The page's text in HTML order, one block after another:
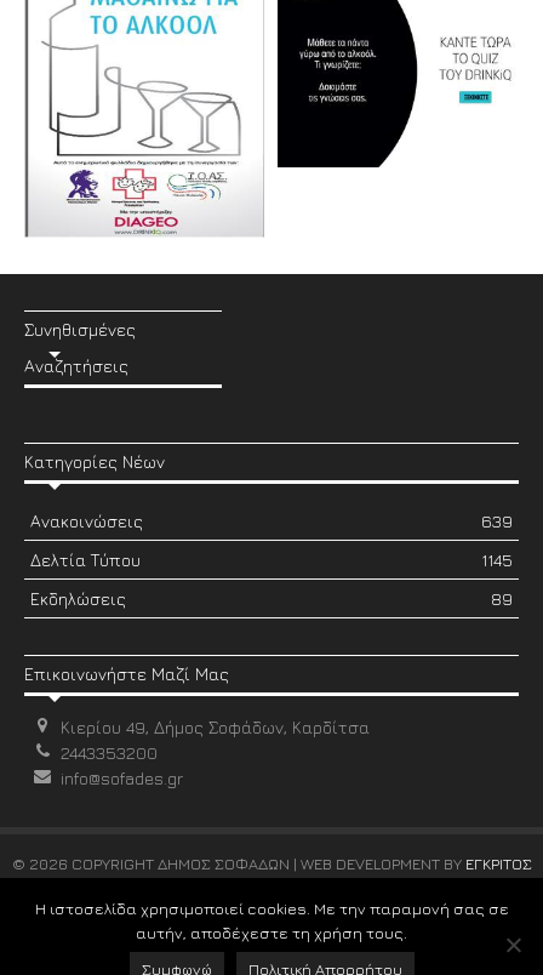
Συνηθισμένες
Αναζητήσεις
Κατηγορίες Νέων
Ανακοινώσεις
639
Δελτία Τύπου
1145
Εκδηλώσεις
89
Επικοινωνήστε Μαζί Μας
Κιερίου 49, Δήμος Σοφάδων, Καρδίτσα
2443353200
info@sofades.gr
© 2026 COPYRIGHT ΔΗΜΟΣ ΣΟΦΑΔΩΝ | WEB DEVELOPMENT BY ΕΓΚΡΙΤΟΣ
Η ιστοσελίδα χρησιμοποιεί cookies. Με την παραμονή σας σε
αυτήν, αποδέχεστε τη χρήση τους.
Συμφωνώ
Πολιτική Απορρήτου